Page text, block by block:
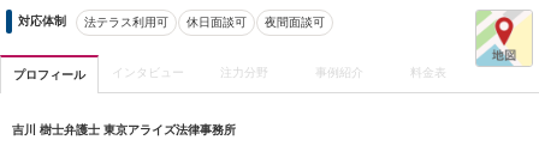
対応体制 法テラス利用可 休日面談可 夜間面談可
プロフィール インタビュー 注力分野 事例紹介 料金表
吉川 樹士弁護士 東京アライズ法律事務所